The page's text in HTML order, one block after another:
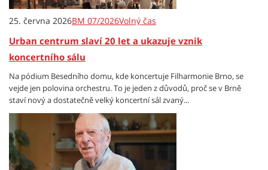
25. června 2026BM 07/2026Volný čas
Urban centrum slaví 20 let a ukazuje vznik
koncertního sálu
Na pódium Besedního domu, kde koncertuje Filharmonie Brno, se
vejde jen polovina orchestru. To je jeden z důvodů, proč se v Brně
staví nový a dostatečně velký koncertní sál zvaný...